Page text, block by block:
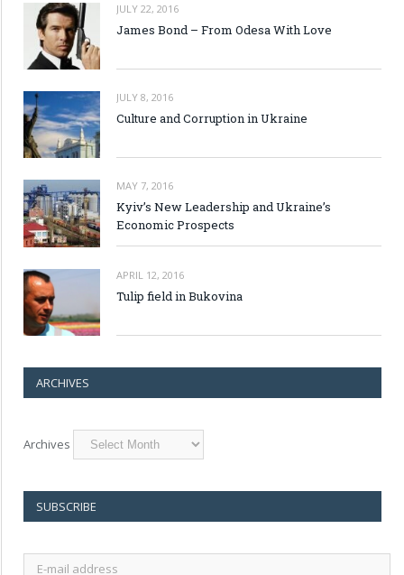
JULY 22, 2016
James Bond – From Odesa With Love
JULY 8, 2016
Culture and Corruption in Ukraine
MAY 7, 2016
Kyiv’s New Leadership and Ukraine’s
Economic Prospects
APRIL 12, 2016
Tulip field in Bukovina
ARCHIVES
Archives
SUBSCRIBE